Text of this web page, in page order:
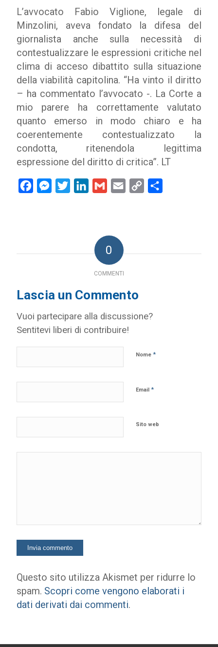
L’avvocato Fabio Viglione, legale di
Minzolini, aveva fondato la difesa del
giornalista anche sulla necessità di
contestualizzare le espressioni critiche nel
clima di acceso dibattito sulla situazione
della viabilità capitolina. “Ha vinto il diritto
– ha commentato l’avvocato -. La Corte a
mio parere ha correttamente valutato
quanto emerso in modo chiaro e ha
coerentemente contestualizzato la
condotta, ritenendola legittima
espressione del diritto di critica”. LT
FacebookMessenger
Twitter LinkedInGmail Email
Copy
0
COMMENTI
Lascia un Commento
Vuoi partecipare alla discussione?
Sentitevi liberi di contribuire!
Nome *
Email *
Sito web
Questo sito utilizza Akismet per ridurre lo
spam. Scopri come vengono elaborati i
dati derivati dai commenti.